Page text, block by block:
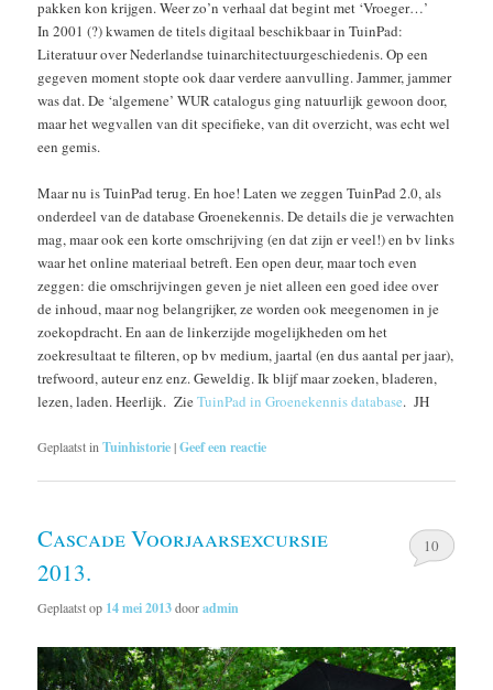
pakken kon krijgen. Weer zo’n verhaal dat begint met ‘Vroeger…’
In 2001 (?) kwamen de titels digitaal beschikbaar in TuinPad:
Literatuur over Nederlandse tuinarchitectuurgeschiedenis. Op een
gegeven moment stopte ook daar verdere aanvulling. Jammer, jammer
was dat. De ‘algemene’ WUR catalogus ging natuurlijk gewoon door,
maar het wegvallen van dit specifieke, van dit overzicht, was echt wel
een gemis.
Maar nu is TuinPad terug. En hoe! Laten we zeggen TuinPad 2.0, als
onderdeel van de database Groenekennis. De details die je verwachten
mag, maar ook een korte omschrijving (en dat zijn er veel!) en bv links
waar het online materiaal betreft. Een open deur, maar toch even
zeggen: die omschrijvingen geven je niet alleen een goed idee over
de inhoud, maar nog belangrijker, ze worden ook meegenomen in je
zoekopdracht. En aan de linkerzijde mogelijkheden om het
zoekresultaat te filteren, op bv medium, jaartal (en dus aantal per jaar),
trefwoord, auteur enz enz. Geweldig. Ik blijf maar zoeken, bladeren,
lezen, laden. Heerlijk. ZieTuinPad in Groenekennis database. JH
Geplaatst in Tuinhistorie|Geef een reactie
Cascade Voorjaarsexcursie
2013.
Geplaatst op 14 mei 2013dooradmin
10